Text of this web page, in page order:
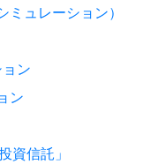
ュレーション）
ン
ン
資信託」